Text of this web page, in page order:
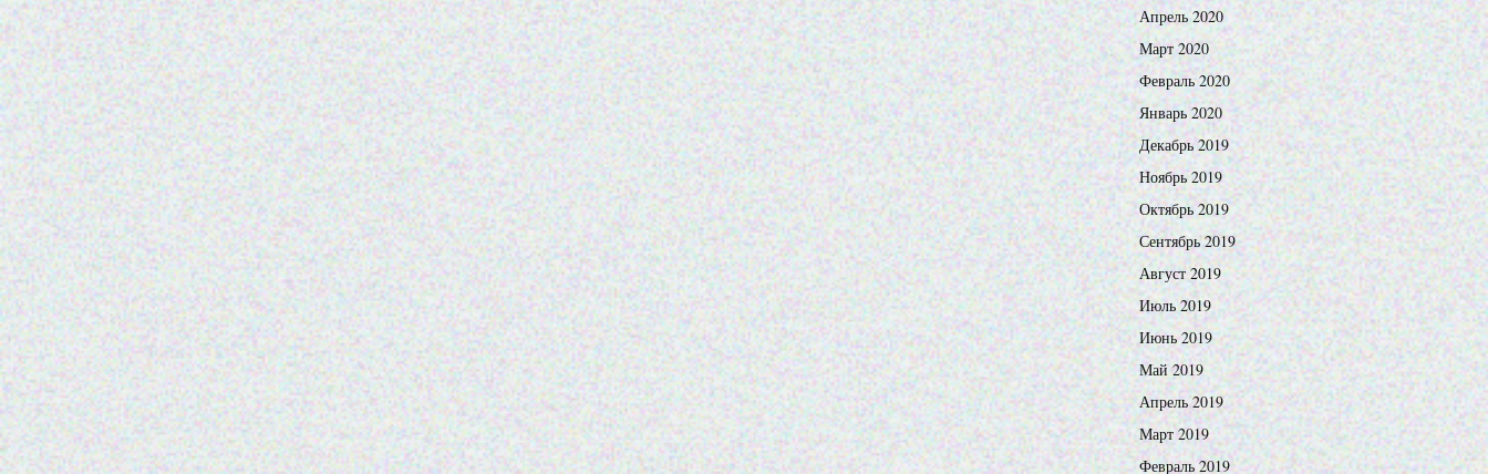
Апрель 2020
Март 2020
Февраль 2020
Январь 2020
Декабрь 2019
Ноябрь 2019
Октябрь 2019
Сентябрь 2019
Август 2019
Июль 2019
Июнь 2019
Май 2019
Апрель 2019
Март 2019
Февраль 2019